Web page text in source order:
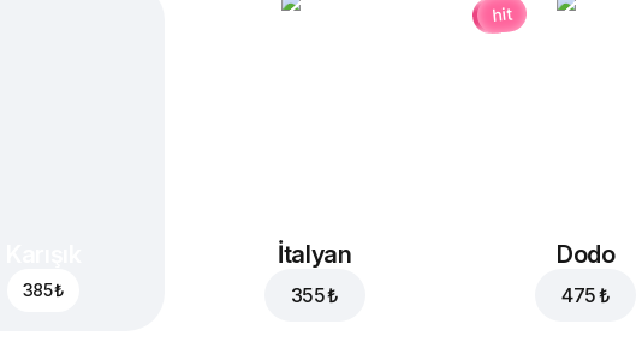
385 ₺
İtalyan
355 ₺
hit
Dodo
475 ₺